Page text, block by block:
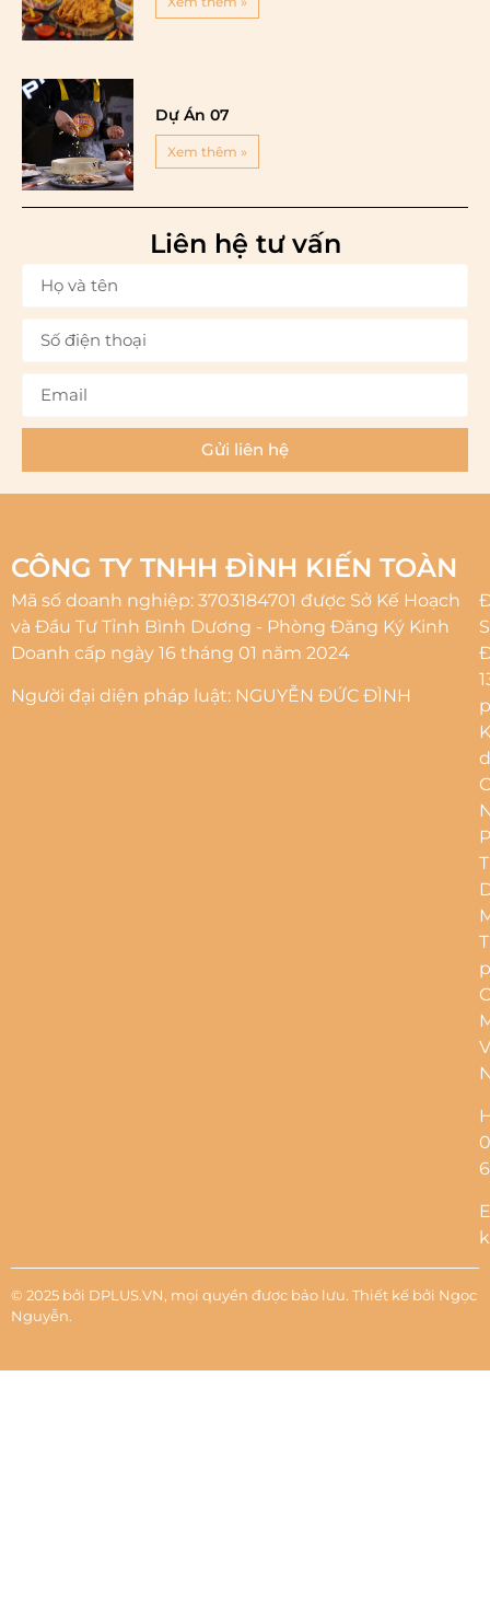
Dự Án 07
Xem thêm »
Liên hệ tư vấn
Gửi liên hệ
CÔNG TY TNHH ĐÌNH KIẾN TOÀN
Mã số doanh nghiệp: 3703184701 được Sở Kế Hoạch
và Đầu Tư Tỉnh Bình Dương - Phòng Đăng Ký Kinh
Doanh cấp ngày 16 tháng 01 năm 2024
Người đại diện pháp luật: NGUYỄN ĐỨC ĐÌNH
© 2025 bởi DPLUS.VN, mọi quyền được bảo lưu. Thiết kế bởi Ngọc
Nguyễn.